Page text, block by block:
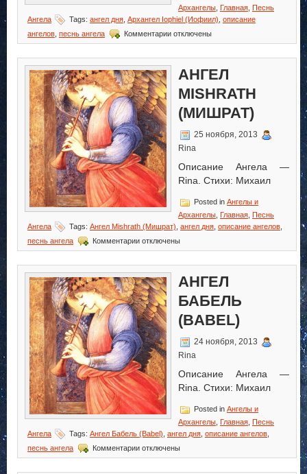
Архангелы Главная Песнь
Ангела
Tags: ангел дня Архангел Iophiel (Иофиил) описание
ангелов песнь ангела Комментариик
записи
Iophiel
(Иофиил)
отключены
АНГЕЛ
MISHRATH
(МИШРАТ)
25 ноября, 2013
Rina
Описание Ангела —
Rina. Стихи: Михаил
Posted in Ангелы и
Архангелы Главная Песнь
Ангела
Tags: Ангел Mishrath (Мишрат) ангел дня описание ангелов
песнь ангела
Комментариик
записи
Mishrath
(Мишрат)
отключены
АНГЕЛ
БАБЕЛЬ
(BABEL)
24 ноября, 2013
Rina
Описание Ангела —
Rina. Стихи: Михаил
Posted in Ангелы и
Архангелы Главная Песнь
Ангела
Tags: Ангел Бабель (Babel) ангел дня описание ангелов
песнь ангела
Комментариик
записи
отключены